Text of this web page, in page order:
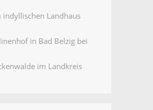
indyllischen Landhaus
in Bad Belzig bei
im Landkreis